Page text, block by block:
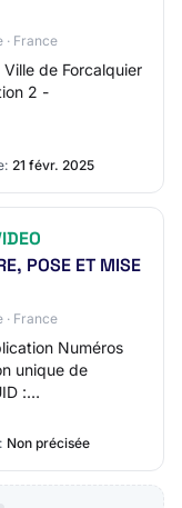
France
de Forcalquier
2 -
21 févr. 2025
POSE ET MISE
France
Numéros
unique de
:
Nom MAIRIE de
Non précisée